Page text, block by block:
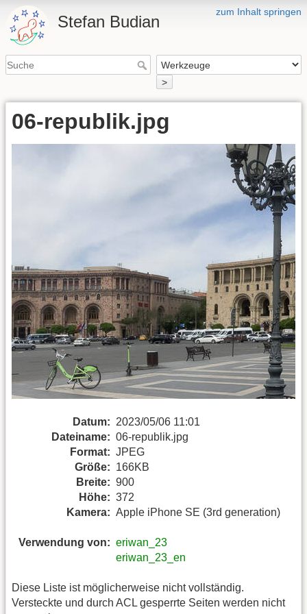
zum Inhalt springen
Stefan Budian
>
06-republik.jpg
Datum: 2023/05/06 11:01
Dateiname: 06-republik.jpg
Format: JPEG
Größe: 166KB
Breite: 900
Höhe: 372
Kamera: Apple iPhone SE (3rd generation)
Verwendung von: eriwan_23
eriwan_23_en
Diese Liste ist möglicherweise nicht vollständig.
Versteckte und durch ACL gesperrte Seiten werden nicht